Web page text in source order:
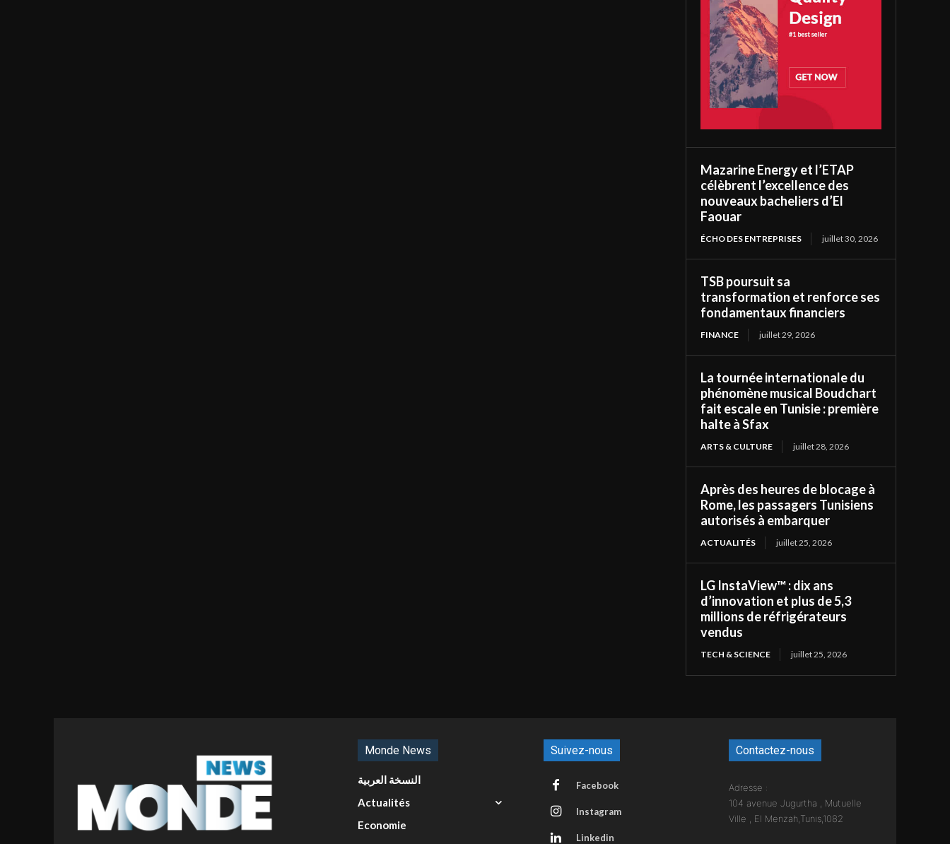
Mazarine Energy et l’ETAP
célèbrent l’excellence des
nouveaux bacheliers d’El
Faouar
ÉCHO DES ENTREPRISES juillet 30, 2026
TSB poursuit sa
transformation et renforce ses
fondamentaux financiers
FINANCE juillet 29, 2026
La tournée internationale du
phénomène musical Boudchart
fait escale en Tunisie : première
halte à Sfax
ARTS & CULTURE juillet 28, 2026
Après des heures de blocage à
Rome, les passagers Tunisiens
autorisés à embarquer
ACTUALITÉS juillet 25, 2026
LG InstaView™ : dix ans
d’innovation et plus de 5,3
millions de réfrigérateurs
vendus
TECH & SCIENCE juillet 25, 2026
Monde News
النسخة العربية
Actualités
Economie
Suivez-nous
Facebook
Instagram
Linkedin
Contactez-nous
Adresse :
104 avenue Jugurtha , Mutuelle
Ville , El Menzah,Tunis,1082